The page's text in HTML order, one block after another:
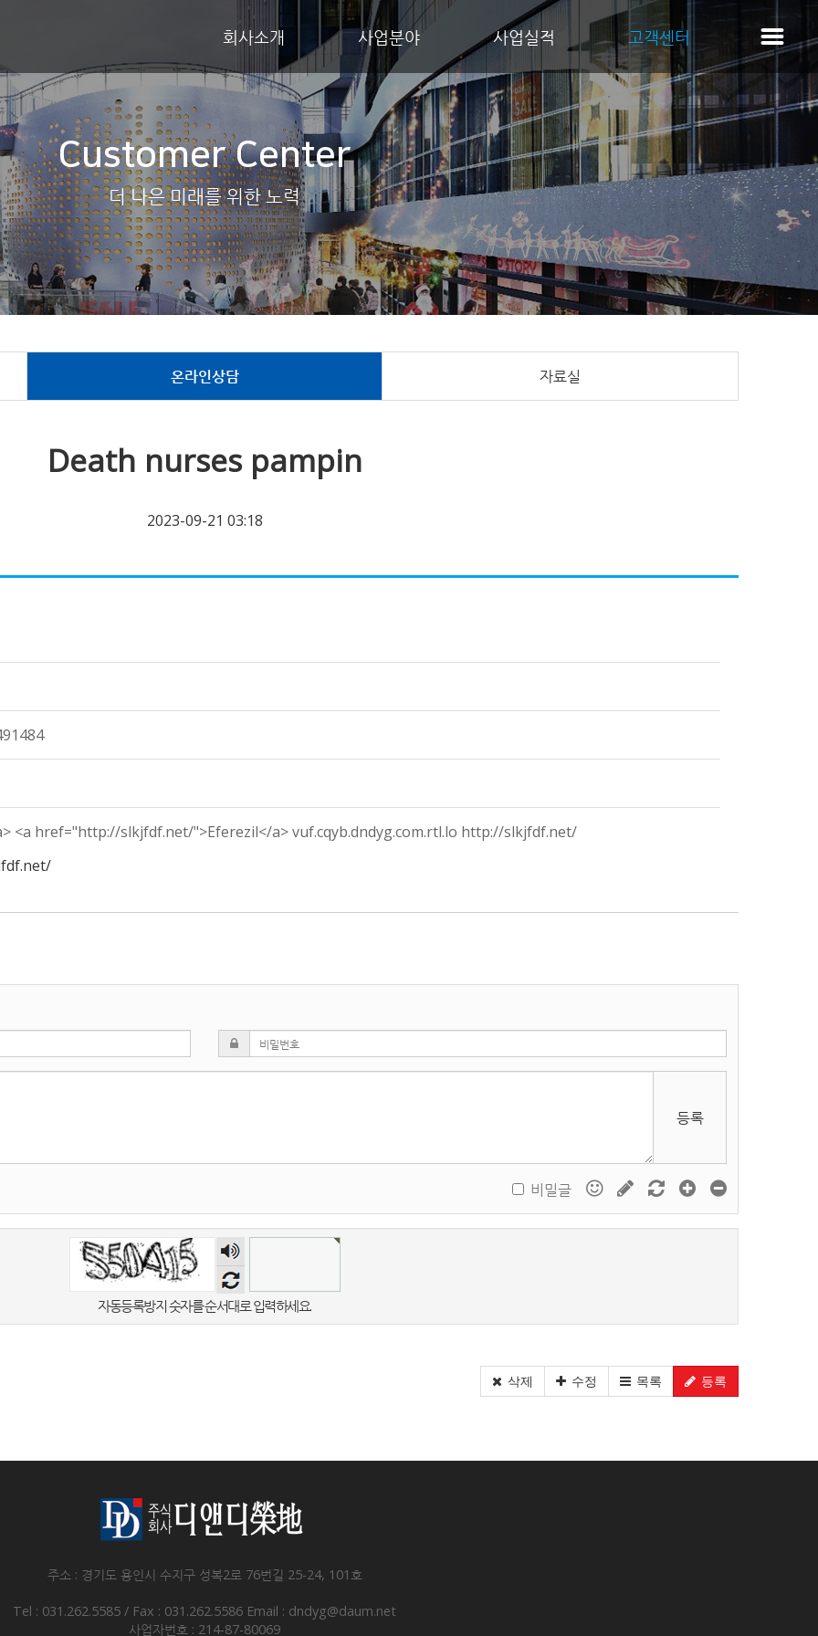
회사소개 사업분야 사업실적 고객센터
Customer Center
더 나은 미래를 위한 노력
온라인상담 자료실
Death nurses pampin
2023-09-21 03:18
<a href="http://slkjfdf.net/">Eferezil</a> vuf.cqyb.dndyg.com.rtl.lo http://slkjfdf.net/
등록
비밀글
숫자
음성
듣기
자동등록방지 숫자를 순서대로 입력하세요.
삭제 수정 목록 등록
주소 : 경기도 용인시 수지구 성복2로 76번길 25-24, 101호
Tel : 031.262.5585 / Fax : 031.262.5586 Email : dndyg@daum.net
사업자번호 : 214-87-80069